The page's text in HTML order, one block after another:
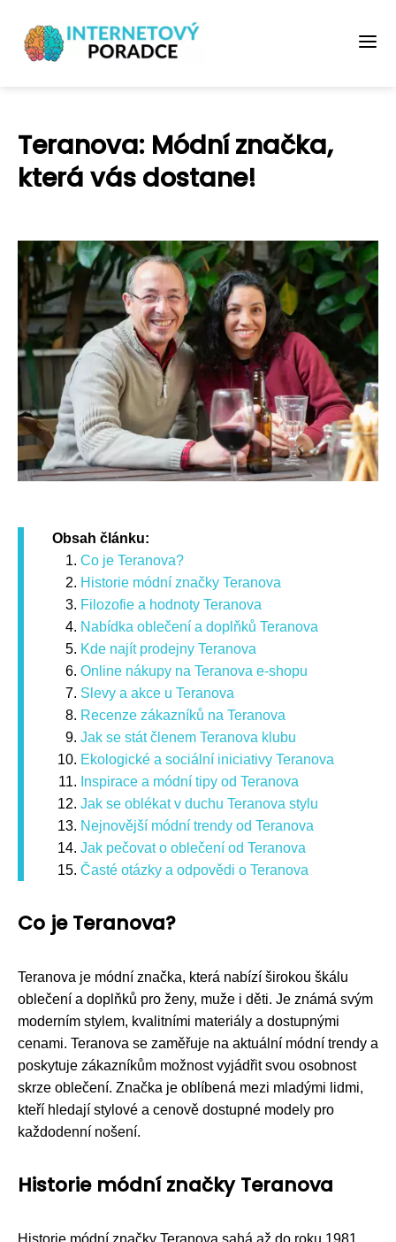
Teranova: Módní značka,
která vás dostane!
Obsah článku:
Co je Teranova?
Historie módní značky Teranova
Filozofie a hodnoty Teranova
Nabídka oblečení a doplňků Teranova
Kde najít prodejny Teranova
Online nákupy na Teranova e-shopu
Slevy a akce u Teranova
Recenze zákazníků na Teranova
Jak se stát členem Teranova klubu
Ekologické a sociální iniciativy Teranova
Inspirace a módní tipy od Teranova
Jak se oblékat v duchu Teranova stylu
Nejnovější módní trendy od Teranova
Jak pečovat o oblečení od Teranova
Časté otázky a odpovědi o Teranova
Co je Teranova?
Teranova je módní značka, která nabízí širokou škálu
oblečení a doplňků pro ženy, muže i děti. Je známá svým
moderním stylem, kvalitními materiály a dostupnými
cenami. Teranova se zaměřuje na aktuální módní trendy a
poskytuje zákazníkům možnost vyjádřit svou osobnost
skrze oblečení. Značka je oblíbená mezi mladými lidmi,
kteří hledají stylové a cenově dostupné modely pro
každodenní nošení.
Historie módní značky Teranova
Historie módní značky Teranova sahá až do roku 1981,